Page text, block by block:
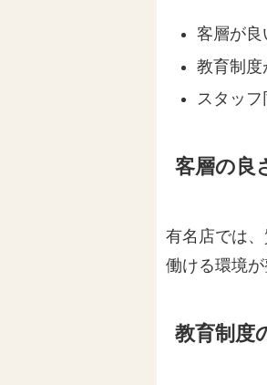
客層が良
教育制度
スタッフ
客層の良
有名店では
働ける環境が
教育制度